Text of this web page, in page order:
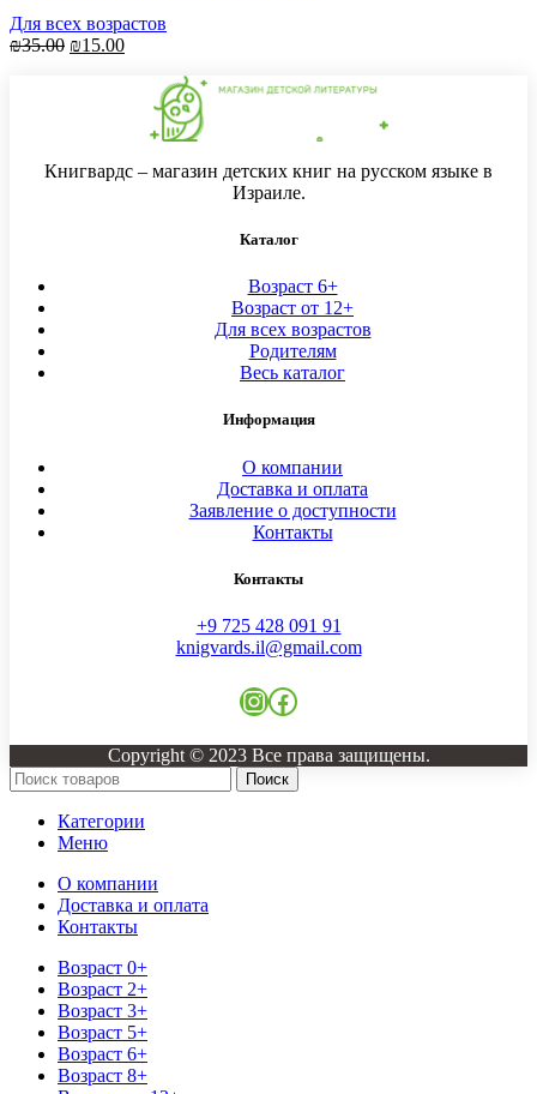
Для всех возрастов
₪35.00 ₪15.00
Книгвардс – магазин детских книг на русском языке в
Израиле.
Каталог
Возраст 6+
Возраст от 12+
Для всех возрастов
Родителям
Весь каталог
Информация
О компании
Доставка и оплата
Заявление о доступности
Контакты
Контакты
+9 725 428 091 91
knigvards.il@gmail.com
Copyright © 2023 Все права защищены.
Поиск
Категории
Меню
О компании
Доставка и оплата
Контакты
Возраст 0+
Возраст 2+
Возраст 3+
Возраст 5+
Возраст 6+
Возраст 8+